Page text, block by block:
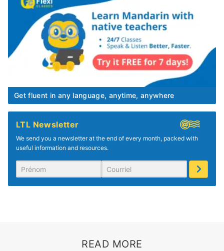
Get fluent in any language, anytime, anywhere
LTL Newsletter
We send you a newsletter at the end of every month, packed with
useful information and resources.
READ MORE